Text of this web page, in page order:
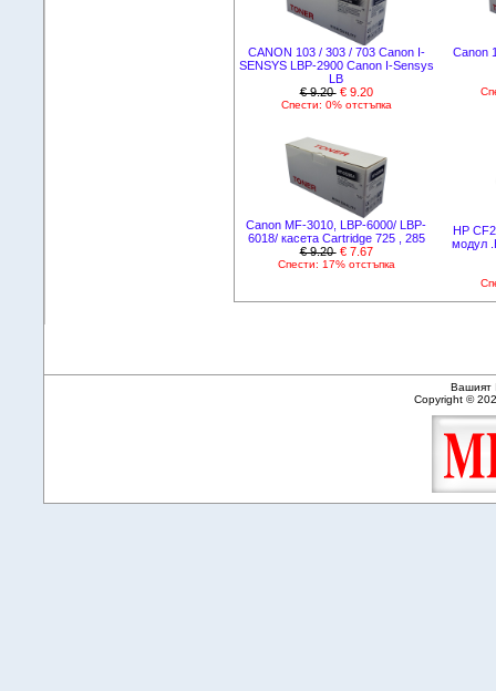
CANON 103 / 303 / 703 Canon I-
SENSYS LBP-2900 Canon I-Sensys
LB
€ 9.20 € 9.20
Спести: 0% отстъпка
Canon
Canon MF-3010, LBP-6000/ LBP-
6018/ касета Cartridge 725 , 285
€ 9.20 € 7.67
Спести: 17% отстъпка
HP
модул
Вашият
Copyright ©